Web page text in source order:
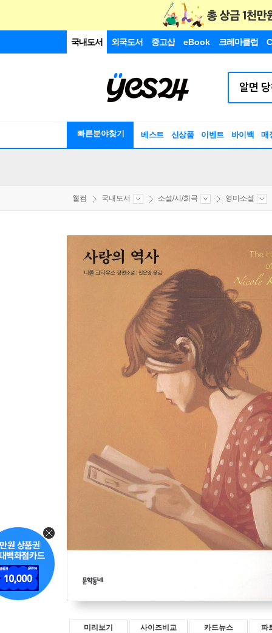
국내도서 외국도서 중고샵 eBook 크레마클럽
빠른분야찾기 베스트 신상품 이벤트 바이백 매
웰컴 국내도서 소설/시/희곡 영미소설
미리보기 사이즈비교 카드뉴스 파